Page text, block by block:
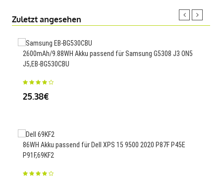
Zuletzt angesehen
2600mAh/9.88WH Akku passend für Samsung G5308 J3 ON5
J5,EB-BG530CBU
25.38€
86WH Akku passend für Dell XPS 15 9500 2020 P87F P45E
P91F,69KF2